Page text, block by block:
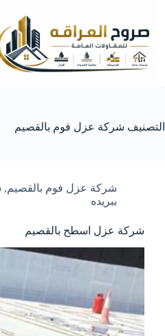
المحتوى
التصنيف شركة عزل فوم بالقصيم
شركة عزل فوم بالقصيم,
ببريده
شركة عزل اسطح بالقصيم